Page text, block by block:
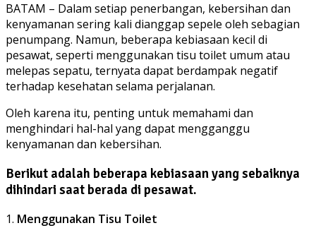
BATAM – Dalam setiap penerbangan, kebersihan dan
kenyamanan sering kali dianggap sepele oleh sebagian
penumpang. Namun, beberapa kebiasaan kecil di
pesawat, seperti menggunakan tisu toilet umum atau
melepas sepatu, ternyata dapat berdampak negatif
terhadap kesehatan selama perjalanan.
Oleh karena itu, penting untuk memahami dan
menghindari hal-hal yang dapat mengganggu
kenyamanan dan kebersihan.
Berikut adalah beberapa kebiasaan yang sebaiknya
dihindari saat berada di pesawat.
1. Menggunakan Tisu Toilet